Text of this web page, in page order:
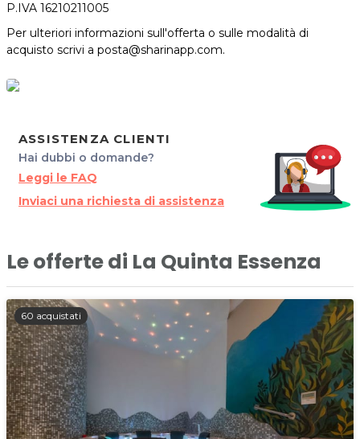
P.IVA 16210211005
Per ulteriori informazioni sull'offerta o sulle modalità di
acquisto scrivi a posta@sharinapp.com.
ASSISTENZA CLIENTI
Hai dubbi o domande?
Leggi le FAQ
Inviaci una richiesta di assistenza
Le offerte di La Quinta Essenza
60 acquistati